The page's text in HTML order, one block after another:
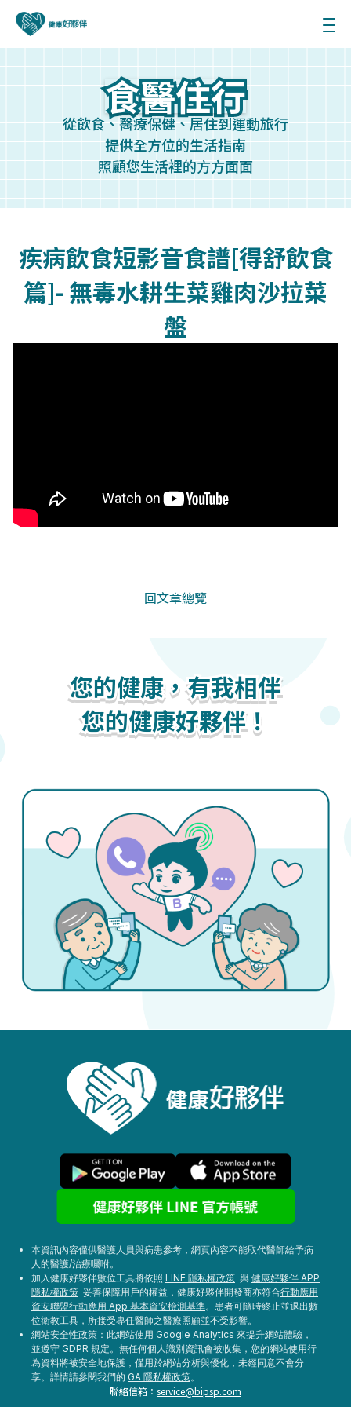
食醫住行
食醫住行
從飲食、醫療保健、居住到運動旅行
提供全方位的生活指南
照顧您生活裡的方方面面
疾病飲食短影音食譜[得舒飲食
篇]- 無毒水耕生菜雞肉沙拉菜
盤
回文章總覽
您的健康，有我相伴
您的健康好夥伴！
您的健康，有我相伴
您的健康好夥伴！
您的健康，有我相伴
您的健康好夥伴！
本資訊內容僅供醫護人員與病患參考，網頁內容不能取代醫師給予病
人的醫護/治療囑咐。
加入健康好夥伴數位工具將依照 LINE 隱私權政策 與 健康好夥伴 APP
隱私權政策 妥善保障用戶的權益，健康好夥伴開發商亦符合行動應用
資安聯盟行動應用 App 基本資安檢測基準。患者可隨時終止並退出數
位衛教工具，所接受專任醫師之醫療照顧並不受影響。
網站安全性政策：此網站使用 Google Analytics 來提升網站體驗，
並遵守 GDPR 規定。無任何個人識別資訊會被收集，您的網站使用行
為資料將被安全地保護，僅用於網站分析與優化，未經同意不會分
享。詳情請參閱我們的 GA 隱私權政策。
聯絡信箱： service@bipsp.com